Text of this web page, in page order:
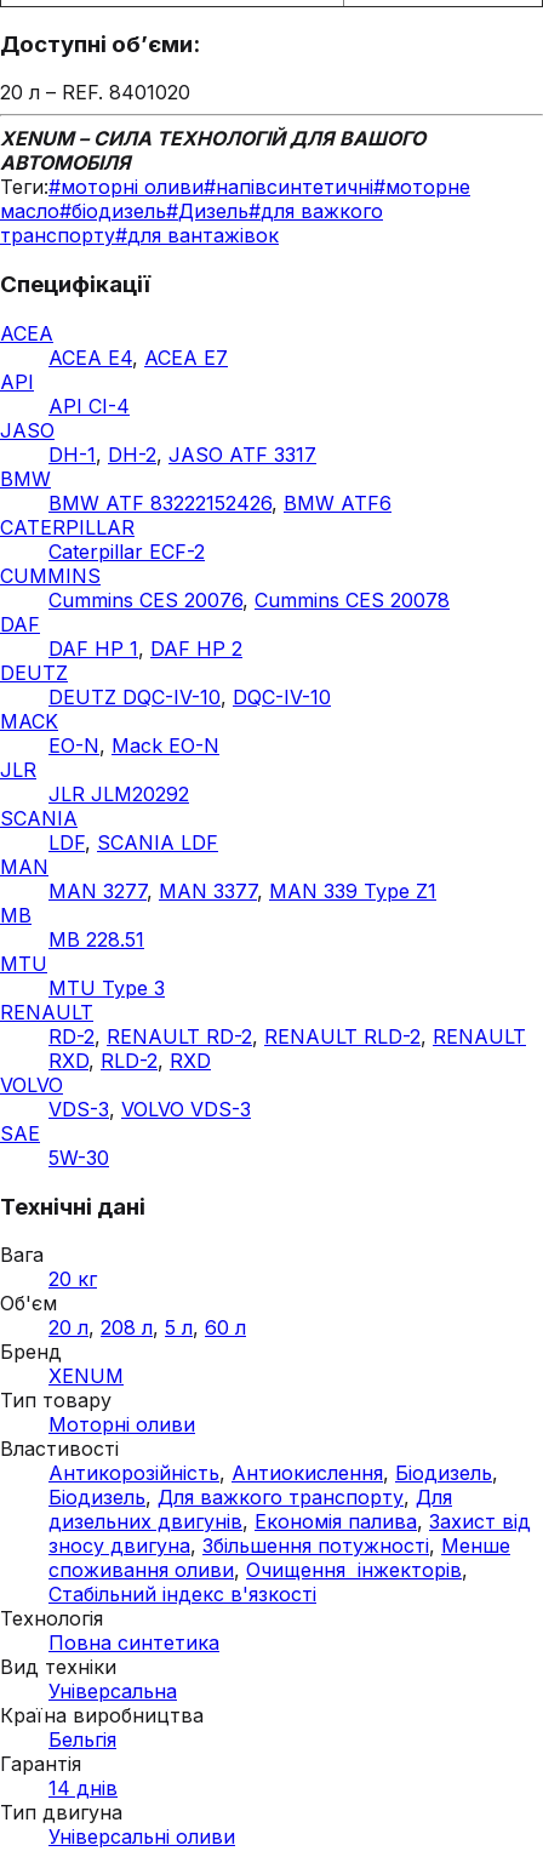
Доступні об’єми:
20 л – REF. 8401020
XENUM – СИЛА ТЕХНОЛОГІЙ ДЛЯ ВАШОГО
АВТОМОБІЛЯ
Теги:#моторні оливи#напівсинтетичні#моторне
масло#біодизель#Дизель#для важкого
транспорту#для вантажівок
Специфікації
ACEA
ACEA E4, ACEA E7
API
API CI-4
JASO
DH-1, DH-2, JASO ATF 3317
BMW
BMW ATF 83222152426, BMW ATF6
CATERPILLAR
Caterpillar ECF-2
CUMMINS
Cummins CES 20076, Cummins CES 20078
DAF
DAF HP 1, DAF HP 2
DEUTZ
DEUTZ DQC-IV-10, DQC-IV-10
MACK
EO-N, Mack EO-N
JLR
JLR JLM20292
SCANIA
LDF, SCANIA LDF
MAN
MAN 3277, MAN 3377, MAN 339 Type Z1
MB
MB 228.51
MTU
MTU Type 3
RENAULT
RD-2, RENAULT RD-2, RENAULT RLD-2, RENAULT
RXD, RLD-2, RXD
VOLVO
VDS-3, VOLVO VDS-3
SAE
5W-30
Технічні дані
Вага
20 кг
Об'єм
20 л, 208 л, 5 л, 60 л
Бренд
XENUM
Тип товару
Моторні оливи
Властивості
Антикорозійність, Антиокислення, Біодизель,
Біодизель, Для важкого транспорту, Для
дизельних двигунів, Економія палива, Захист від
зносу двигуна, Збільшення потужності, Менше
споживання оливи, Очищення інжекторів,
Стабільний індекс в'язкості
Технологія
Повна синтетика
Вид техніки
Універсальна
Країна виробництва
Бельгія
Гарантія
14 днів
Тип двигуна
Універсальні оливи